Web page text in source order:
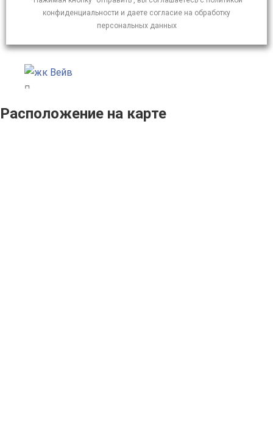
конфиденциальности и даете согласие на обработку
персональных данных
Расположение на карте